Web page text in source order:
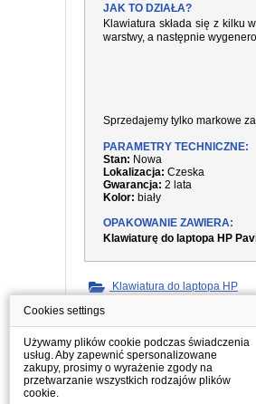
JAK TO DZIAŁA?
Klawiatura składa się z kilku
warstwy, a następnie
Sprzedajemy tylko markowe
PARAMETRY TECHNICZNE:
Stan: Nowa
Lokalizacja: Czeska
Gwarancja: 2 lata
Kolor: biały
OPAKOWANIE ZAWIERA:
Klawiaturę do laptopa HP
Klawiatura do laptopa HP
Informacje
Cookies settings
Używamy plików cookie podczas świadczenia
usług. Aby zapewnić spersonalizowane
zakupy, prosimy o wyrażenie zgody na
przetwarzanie wszystkich rodzajów plików
cookie.